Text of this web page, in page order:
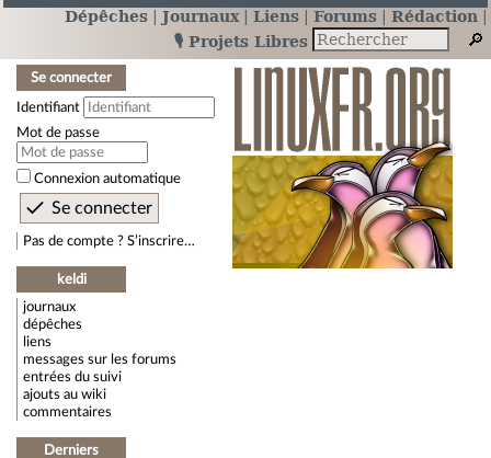
Dépêches Journaux Liens Forums
Rédaction
🎙️ Projets Libres
Se connecter
Identifiant
Mot de passe
Connexion automatique
Pas de compte ? S’inscrire…
keldi
journaux
dépêches
liens
messages sur les forums
entrées du suivi
ajouts au wiki
commentaires
Derniers